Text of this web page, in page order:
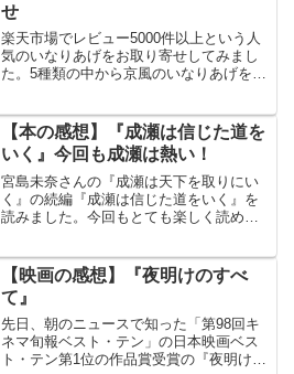
せ
楽天市場でレビュー5000件以上という人
気のいなりあげをお取り寄せしてみまし
た。5種類の中から京風のいなりあげを購
きました。味はあっさりとした甘さで美
味しいです。
【本の感想】『成瀬は信じた道を
いく』今回も成瀬は熱い！
宮島未奈さんの『成瀬は天下を取りにい
く』の続編『成瀬は信じた道をいく』を
読みました。今回もとても楽しく読め、
は2024年本屋大賞にノミネートされてい
ます。
【映画の感想】『夜明けのすべ
て』
先日、朝のニュースで知った「第98回キ
ネマ旬報ベスト・テン」の日本映画ベス
ト・テン第1位の作品賞受賞の『夜明けの